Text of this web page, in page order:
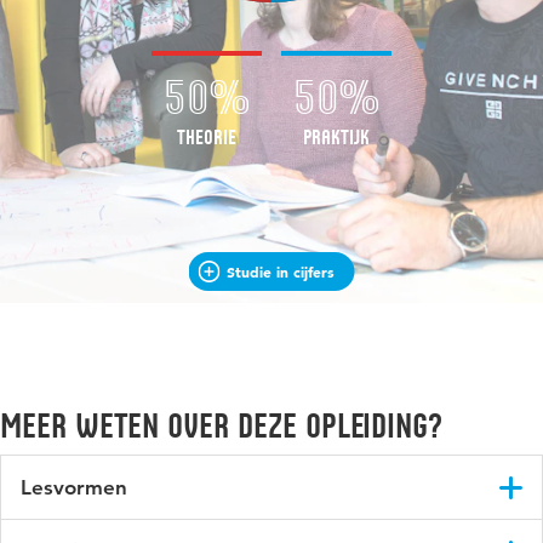
50%
Praktijk
50%
Theorie
Studie in cijfers
Meer weten over deze opleiding?
Lesvormen